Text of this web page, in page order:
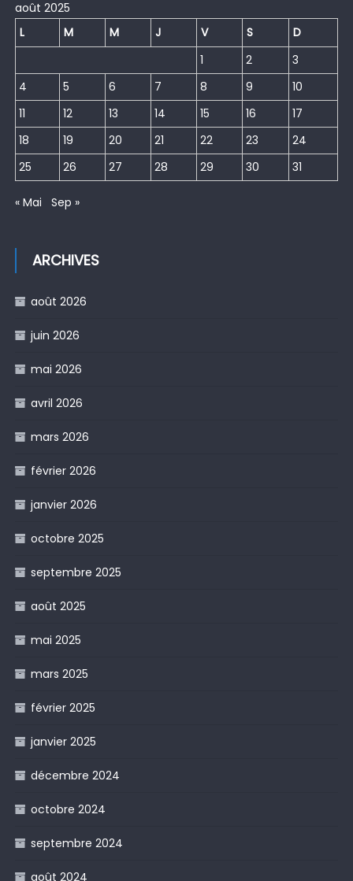
août 2025
L
M M J V S
D
1
2
3
4
5 6 7 8 9
10
11
12 13 14 15 16
17
18
19 20 21 22 23
24
25
26 27 28 29 30 31
« Mai Sep »
ARCHIVES
août 2026
juin 2026
mai 2026
avril 2026
mars 2026
février 2026
janvier 2026
octobre 2025
septembre 2025
août 2025
mai 2025
mars 2025
février 2025
janvier 2025
décembre 2024
octobre 2024
septembre 2024
août 2024